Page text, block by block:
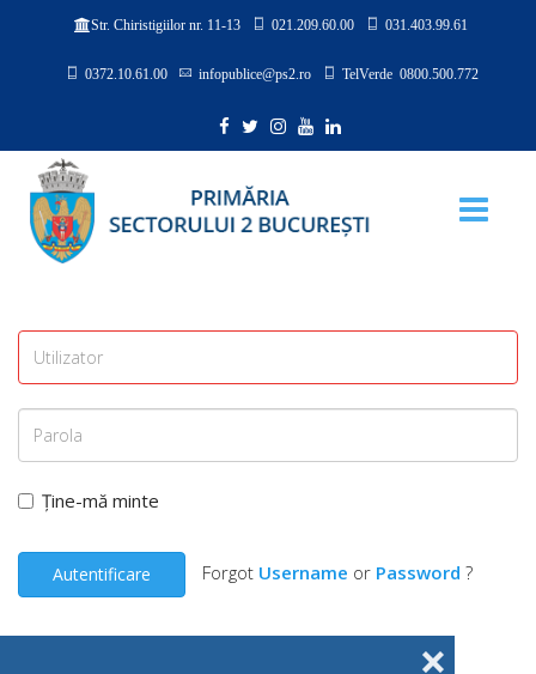
❌
Str. Chiristigiilor nr. 11-13 021.209.60.00 031.403.99.61
0372.10.61.00 infopublice@ps2.ro TelVerde 0800.500.772
Ține-mă minte
Autentificare Forgot Username or Password ?